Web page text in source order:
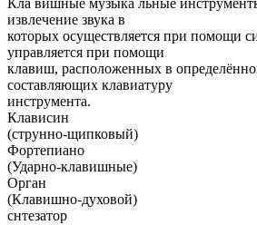
Кла́ вишные музыка́ льные
извлечение звука в
которых осуществляется при помощи
управляется при помощи
клавиш, расположенных в
составляющих клавиатуру
инструмента.
Клависин
(струнно-щипковый)
Фортепиано
(Ударно-клавишные)
Орган
(Клавишно-духовой)
снтезатор